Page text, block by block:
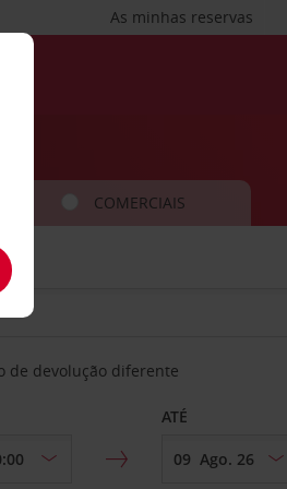
As minhas reservas
COMERCIAIS
de devolução diferente
ATÉ